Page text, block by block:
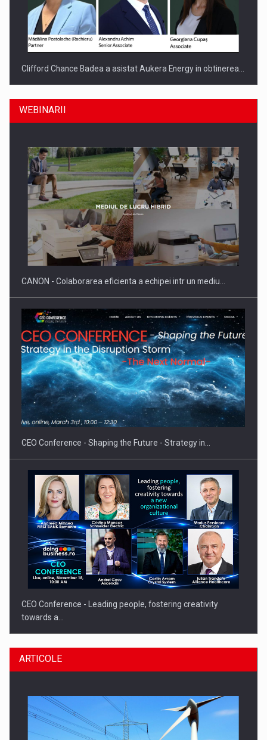
Clifford Chance Badea a asistat Aukera Energy in obtinerea…
SAPTE PERSONALITATI DIN MEDIUL DE AFACERI, ACADEMIC
SI INSTITUTIONAL…
Hard Enduro Piatra Craiului 2026, fueled by benzinariile RO…
WEBINARII
CANON - Colaborarea eficienta a echipei intr un mediu…
CEO Conference - Shaping the Future - Strategy in…
CEO Conference - Leading people, fostering creativity
towards a…
ARTICOLE